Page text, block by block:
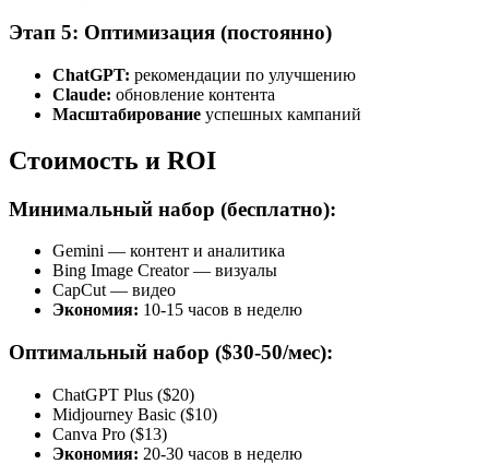
Этап 5: Оптимизация (постоянно)
ChatGPT: рекомендации по улучшению
Claude: обновление контента
Масштабирование успешных кампаний
Стоимость и ROI
Минимальный набор (бесплатно):
Gemini — контент и аналитика
Bing Image Creator — визуалы
CapCut — видео
Экономия: 10-15 часов в неделю
Оптимальный набор ($30-50/мес):
ChatGPT Plus ($20)
Midjourney Basic ($10)
Canva Pro ($13)
Экономия: 20-30 часов в неделю